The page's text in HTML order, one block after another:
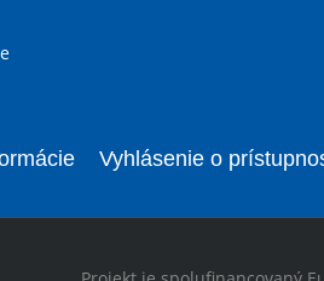
Vyhlásenie o